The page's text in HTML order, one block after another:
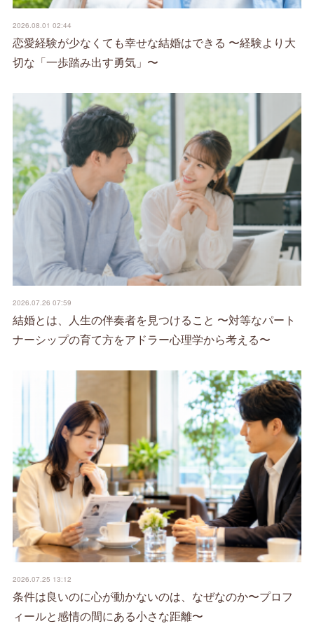
2026.08.01 02:44
恋愛経験が少なくても幸せな結婚はできる 〜経験より大
切な「一歩踏み出す勇気」〜
2026.07.26 07:59
結婚とは、人生の伴奏者を見つけること 〜対等なパート
ナーシップの育て方をアドラー心理学から考える〜
2026.07.25 13:12
条件は良いのに心が動かないのは、なぜなのか〜プロフ
ィールと感情の間にある小さな距離〜